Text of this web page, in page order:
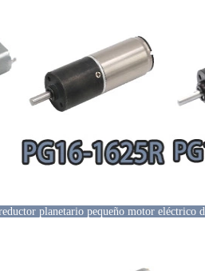
planetario pequeño motor eléctrico